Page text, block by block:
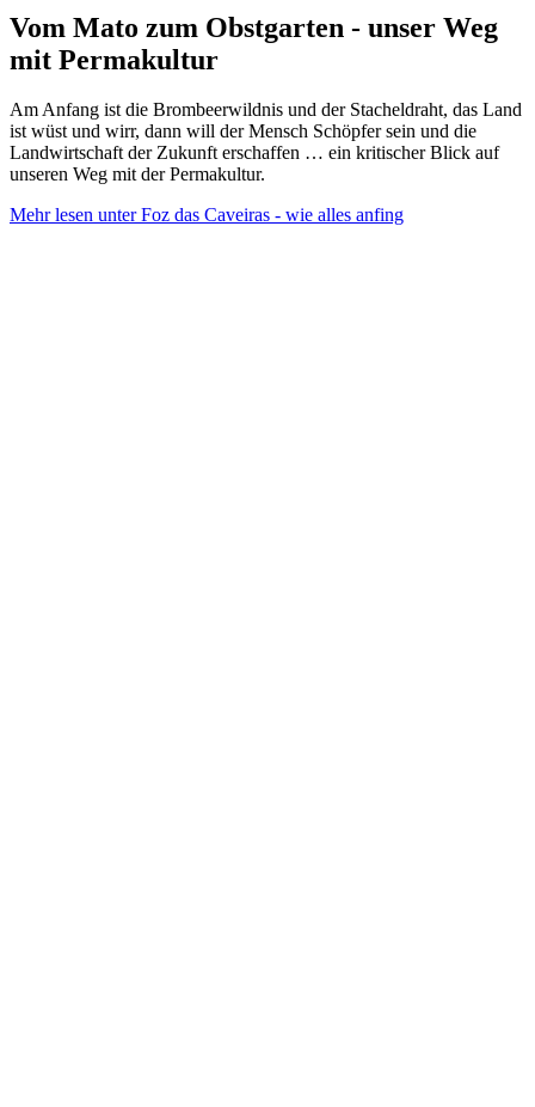
Vom Mato zum Obstgarten - unser Weg
mit Permakultur
Am Anfang ist die Brombeerwildnis und der Stacheldraht, das Land
ist wüst und wirr, dann will der Mensch Schöpfer sein und die
Landwirtschaft der Zukunft erschaffen … ein kritischer Blick auf
unseren Weg mit der Permakultur.
Mehr lesen unter Foz das Caveiras - wie alles anfing